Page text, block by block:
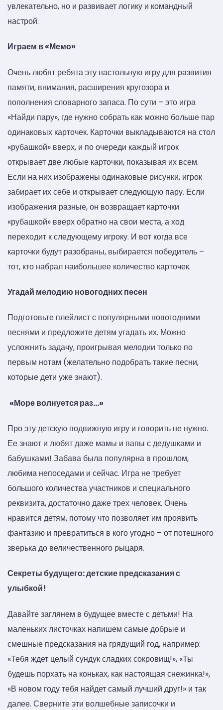
увлекательно, но и развивает логику и командный
настрой.
Играем в «Мемо»
Очень любят ребята эту настольную игру для развития
памяти, внимания, расширения кругозора и
пополнения словарного запаса. По сути – это игра
«Найди пару», где нужно собрать как можно больше пар
одинаковых карточек. Карточки выкладываются на стол
«рубашкой» вверх, и по очереди каждый игрок
открывает две любые карточки, показывая их всем.
Если на них изображены одинаковые рисунки, игрок
забирает их себе и открывает следующую пару. Если
изображения разные, он возвращает карточки
«рубашкой» вверх обратно на свои места, а ход
переходит к следующему игроку. И вот когда все
карточки будут разобраны, выбирается победитель –
тот, кто набрал наибольшее количество карточек.
Угадай мелодию новогодних песен
Подготовьте плейлист с популярными новогодними
песнями и предложите детям угадать их. Можно
усложнить задачу, проигрывая мелодии только по
первым нотам (желательно подобрать такие песни,
которые дети уже знают).
«Море волнуется раз…»
Про эту детскую подвижную игру и говорить не нужно.
Ее знают и любят даже мамы и папы с дедушками и
бабушками! Забава была популярна в прошлом,
любима непоседами и сейчас. Игра не требует
большого количества участников и специального
реквизита, достаточно даже трех человек. Очень
нравится детям, потому что позволяет им проявить
фантазию и превратиться в кого угодно – от потешного
зверька до величественного рыцаря.
Секреты будущего: детские предсказания с
улыбкой!
Давайте заглянем в будущее вместе с детьми! На
маленьких листочках напишем самые добрые и
смешные предсказания на грядущий год, например:
«Тебя ждет целый сундук сладких сокровищ!», «Ты
будешь порхать на коньках, как настоящая снежинка!»,
«В новом году тебя найдет самый лучший друг!» и так
далее. Сверните эти волшебные записочки и